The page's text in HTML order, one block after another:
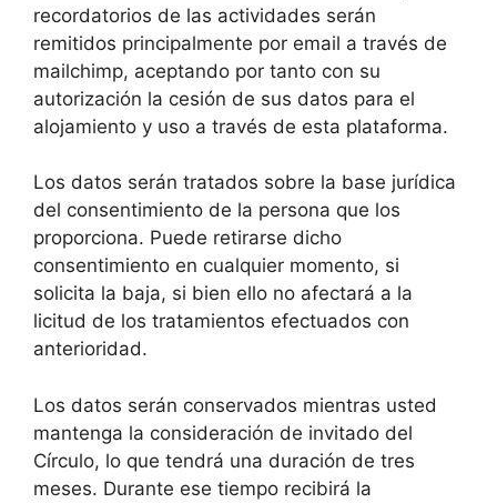
recordatorios de las actividades serán
remitidos principalmente por email a través de
mailchimp, aceptando por tanto con su
autorización la cesión de sus datos para el
alojamiento y uso a través de esta plataforma.
Los datos serán tratados sobre la base jurídica
del consentimiento de la persona que los
proporciona. Puede retirarse dicho
consentimiento en cualquier momento, si
solicita la baja, si bien ello no afectará a la
licitud de los tratamientos efectuados con
anterioridad.
Los datos serán conservados mientras usted
mantenga la consideración de invitado del
Círculo, lo que tendrá una duración de tres
meses. Durante ese tiempo recibirá la